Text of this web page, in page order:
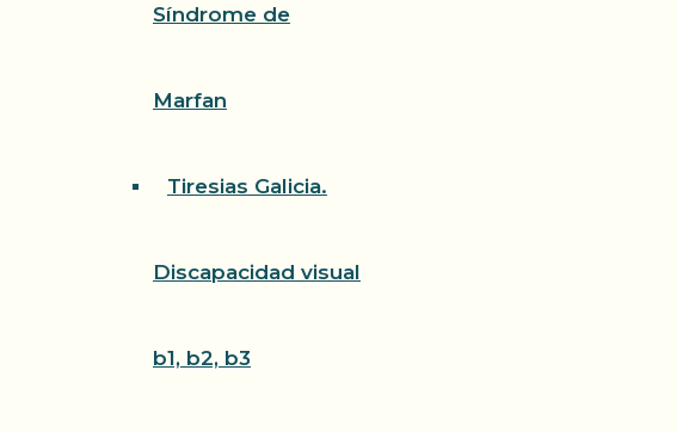
Síndrome de
Marfan
Tiresias Galicia.
Discapacidad visual
b1, b2, b3